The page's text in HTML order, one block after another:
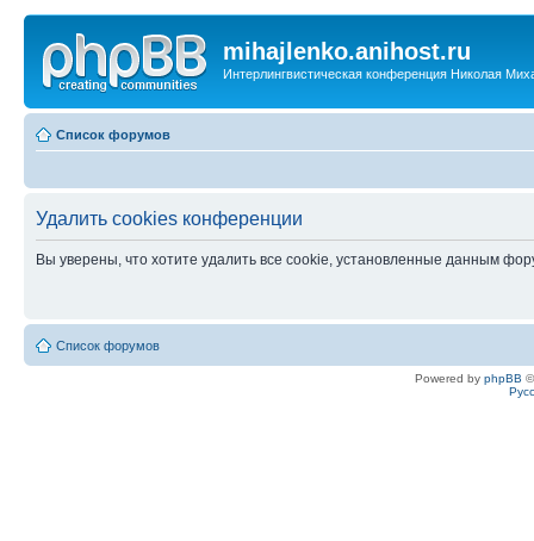
mihajlenko.anihost.ru
Интерлингвистическая конференция Николая
Список форумов
Удалить cookies конференции
Вы уверены, что хотите удалить все cookie, установленные данным
Список форумов
Powered by phpBB